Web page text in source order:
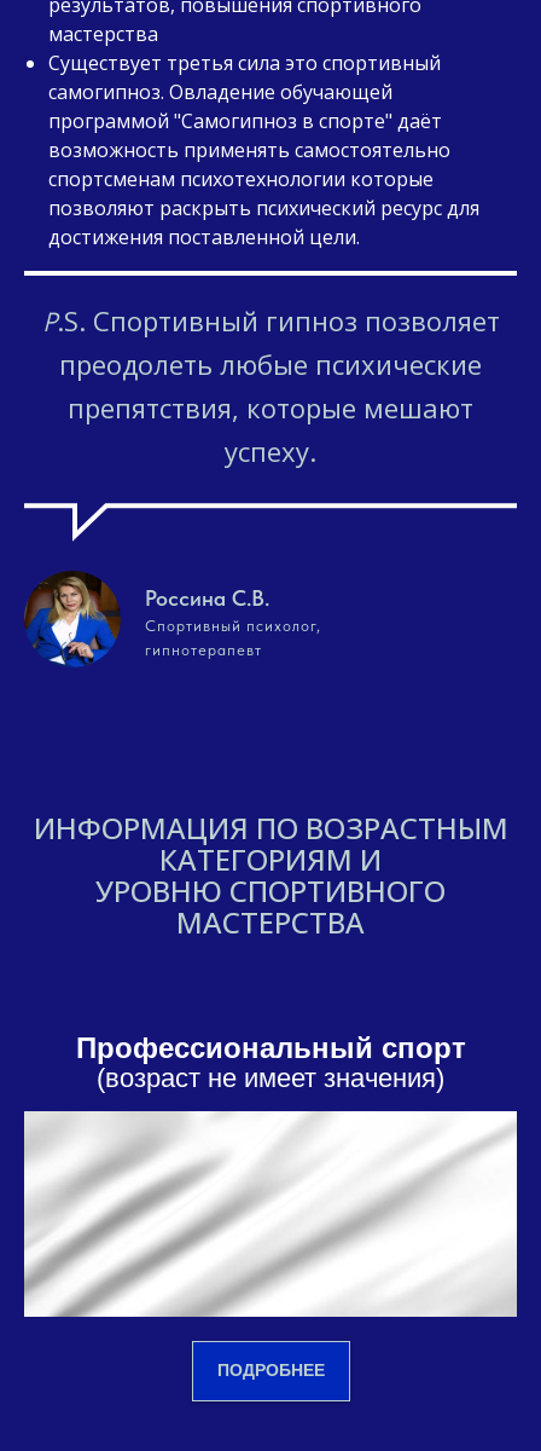
мастерства
Существует третья сила это спортивный
самогипноз. Овладение обучающей
программой "Самогипноз в спорте" даёт
возможность применять самостоятельно
спортсменам психотехнологии которые
позволяют раскрыть психический ресурс для
достижения поставленной цели.
P.S. Спортивный гипноз позволяет
преодолеть любые психические
препятствия, которые мешают
успеху.
Россина С.В.
Спортивный психолог,
гипнотерапевт
ИНФОРМАЦИЯ ПО ВОЗРАСТНЫМ
КАТЕГОРИЯМ И
УРОВНЮ СПОРТИВНОГО
МАСТЕРСТВА
Профессиональный спорт
(возраст не имеет значения)
ПОДРОБНЕЕ